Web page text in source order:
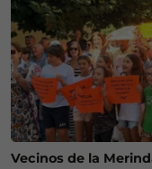
Vecinos de la